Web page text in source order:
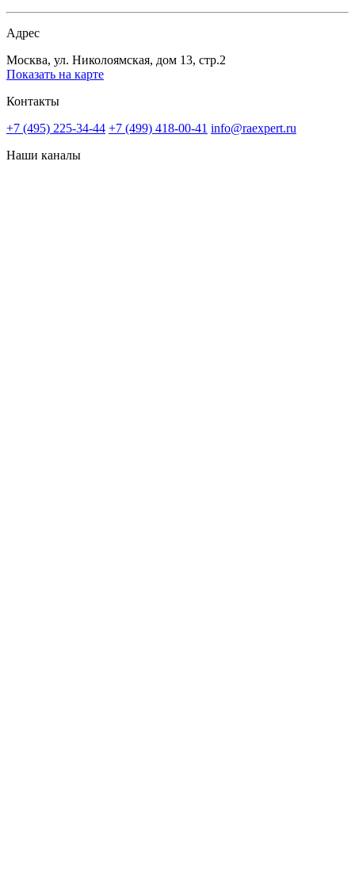
Адрес
Москва, ул. Николоямская, дом 13, стр.2
Показать на карте
Контакты
+7 (495) 225-34-44 +7 (499) 418-00-41 info@raexpert.ru
Наши каналы